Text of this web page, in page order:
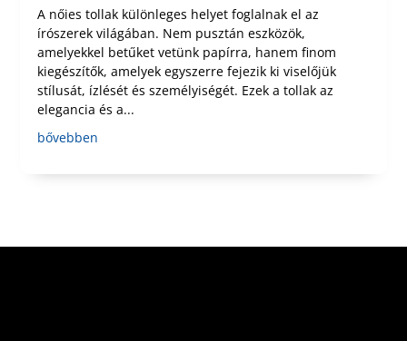
A nőies tollak különleges helyet foglalnak el az
írószerek világában. Nem pusztán eszközök,
amelyekkel betűket vetünk papírra, hanem finom
kiegészítők, amelyek egyszerre fejezik ki viselőjük
stílusát, ízlését és személyiségét. Ezek a tollak az
elegancia és a...
bővebben